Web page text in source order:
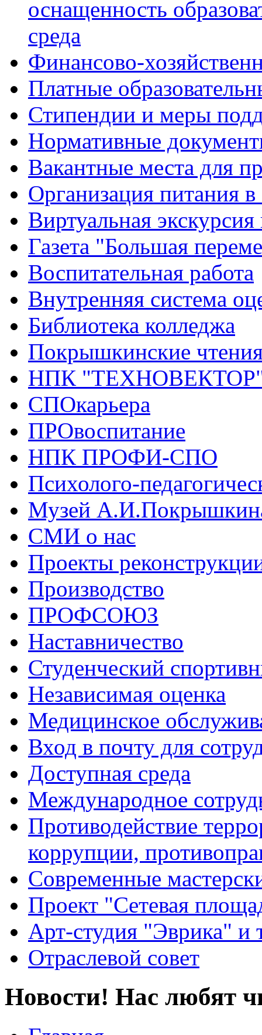
оснащенность
среда
Финансово-
Платные
Стипендии и меры
Нормативные
Вакантные места для
Организация питания в
Виртуальная
Газета "Большая
Воспитательная работа
Внутренняя система
Библиотека колледжа
Покрышкинские
НПК
СПОкарьера
ПРОвоспитание
НПК ПРОФИ-СПО
Психолого-
Музей
СМИ о нас
Проекты
Производство
ПРОФСОЮЗ
Наставничество
Студенческий
Независимая оценка
Медицинское
Вход в почту для
Доступная среда
Международное
Противодействие
коррупции,
Современные
Проект "Сетевая
Арт-студия "Эврика" и
Отраслевой совет
Новости! Нас любят